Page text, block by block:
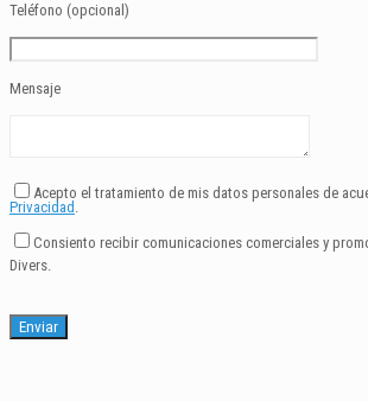
Teléfono (opcional)
Mensaje
Acepto el tratamiento de mis datos personales de
Privacidad .
Consiento recibir comunicaciones comerciales y
Divers.